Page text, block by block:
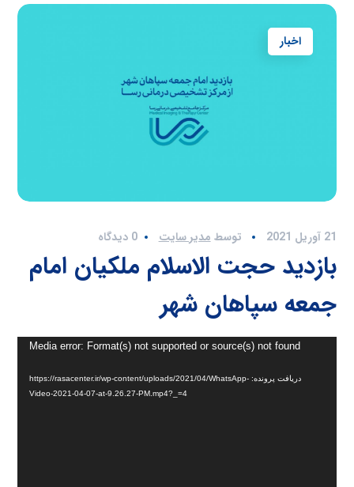
اخبار
21 آوریل 2021 توسطمدیر سایت 0 دیدگاه
بازدید حجت الاسلام ملکیان امام
جمعه سپاهان شهر
نمایشگرMedia error: Format(s) not supported or source(s) not found
دریافت پرونده: https://rasacenter.ir/wp-content/uploads/2021/04/WhatsApp-
Video-2021-04-07-at-9.26.27-PM.mp4?_=4